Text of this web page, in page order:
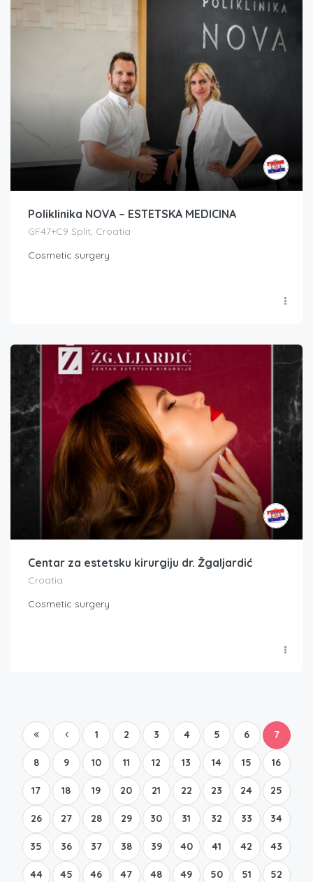
Poliklinika NOVA – ESTETSKA MEDICINA
GF47+C9 Split, Croatia
Cosmetic surgery
Centar za estetsku kirurgiju dr. Žgaljardić
Croatia
Cosmetic surgery
1 2 3 4 5 6 7
8 9 10 11 12 13 14 15 16
17 18 19 20 21 22 23 24 25
26 27 28 29 30 31 32 33 34
35 36 37 38 39 40 41 42 43
44 45 46 47 48 49 50 51 52